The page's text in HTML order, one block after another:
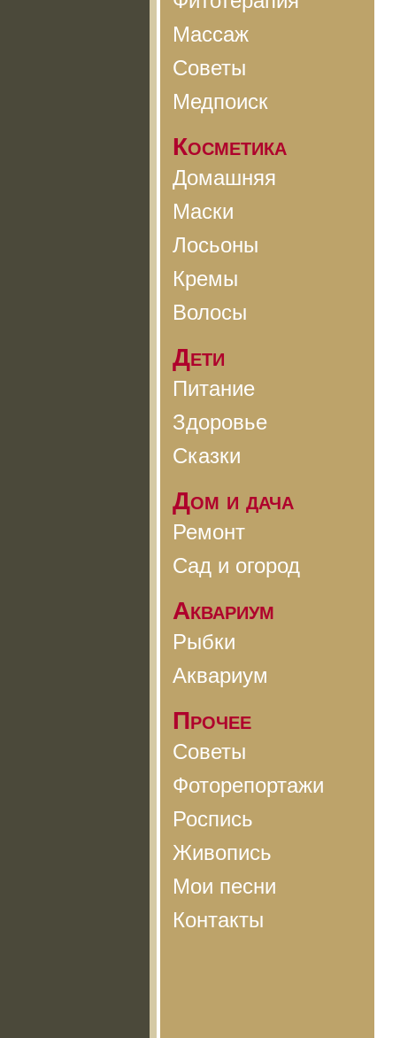
Массаж
Советы
Медпоиск
Косметика
Домашняя
Маски
Лосьоны
Кремы
Волосы
Дети
Питание
Здоровье
Сказки
Дом и дача
Ремонт
Сад и огород
Аквариум
Рыбки
Аквариум
Прочее
Советы
Фоторепортажи
Роспись
Живопись
Мои песни
Контакты